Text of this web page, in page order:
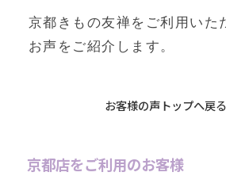
京都きもの友禅をご利用いた
お声をご紹介します。
お客様の声トップへ戻る
京都店をご利用のお客様